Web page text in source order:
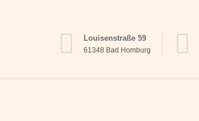
Louisenstraße 59
61348 Bad Homburg